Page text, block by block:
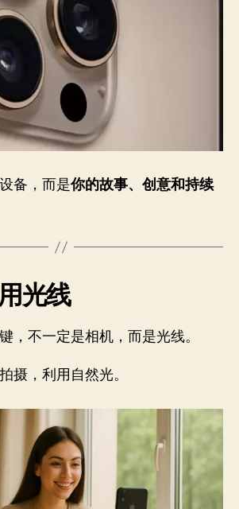
备，而是你的故事、创意和持续
光线
，不一定是相机，而是光线。
摄，利用自然光。